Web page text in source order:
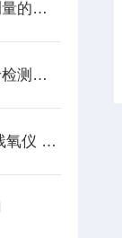
便携式氧分析仪：精准测量的氧气守护者
便携式氧分析仪可以用于检测燃气、化工、冶金等行业的氧气浓度
袖珍型便携式氧分析仪/残氧仪 可长时间数据录入